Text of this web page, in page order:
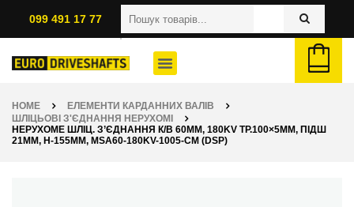
099 491 17 77
HOME
ЕЛЕМЕНТИ КАРДАННИХ ВАЛІВ
ШЛІЦЬОВІ З'ЄДНАННЯ НЕРУХОМІ
НЕРУХОМЕ ШЛІЦ. З’ЄДНАННЯ К/В 60ММ, 180KV ТР.100×5ММ, ПІДШ
21ММ, H-155ММ, MSA60-180KV-1005-CM (DSP)